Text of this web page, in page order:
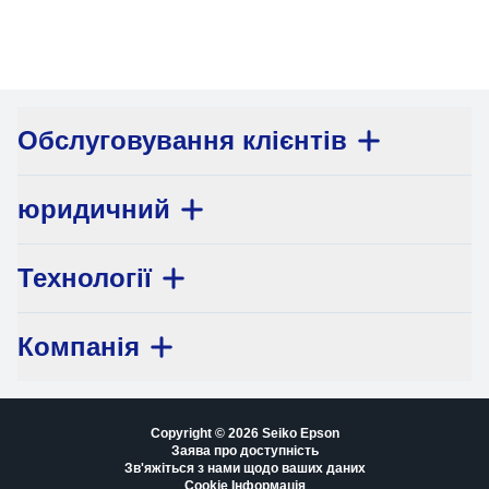
Обслуговування клієнтів
юридичний
Технології
Компанія
Copyright © 2026 Seiko Epson
Заява про доступність
Зв'яжіться з нами щодо ваших даних
Cookie Інформація